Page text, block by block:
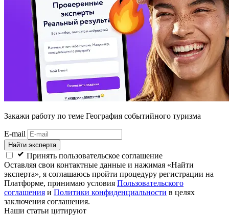
Закажи работу по теме География событийного туризма
E-mail
Найти эксперта
Принять пользовательское соглашение
Оставляя свои контактные данные и нажимая «Найти
эксперта», я соглашаюсь пройти процедуру регистрации на
Платформе, принимаю условия Пользовательского
соглашения и Политики конфиденциальности в целях
заключения соглашения.
Наши статьи цитируют